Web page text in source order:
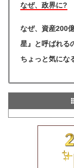
なぜ、政界に?
なぜ、資産200
星』と呼ばれる
ちょっと気にな